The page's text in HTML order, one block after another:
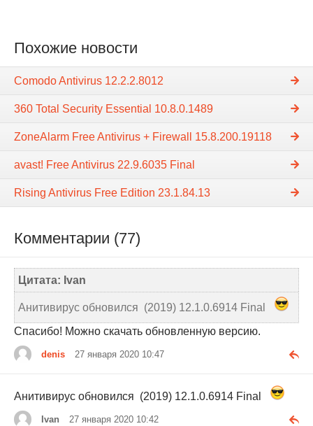
Похожие новости
Comodo Antivirus 12.2.2.8012
360 Total Security Essential 10.8.0.1489
ZoneAlarm Free Antivirus + Firewall 15.8.200.19118
avast! Free Antivirus 22.9.6035 Final
Rising Antivirus Free Edition 23.1.84.13
Комментарии (77)
Цитата: Ivan
Анитивирус обновился (2019) 12.1.0.6914 Final
Спасибо! Можно скачать обновленную версию.
denis 27 января 2020 10:47
Анитивирус обновился (2019) 12.1.0.6914 Final
Ivan 27 января 2020 10:42